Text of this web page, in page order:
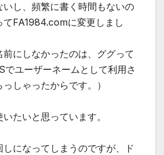
いし、頻繁に書く時間もないの
てFA1984.comに変更しまし
前にしなかったのは、ググって
でユーザーネームとして利用さ
しゃったからです。）
たいと思っています。
になってしまうのですが、ド